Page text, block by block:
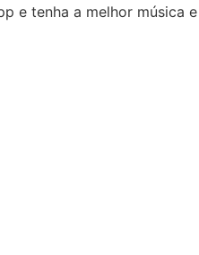
e tenha a melhor música e